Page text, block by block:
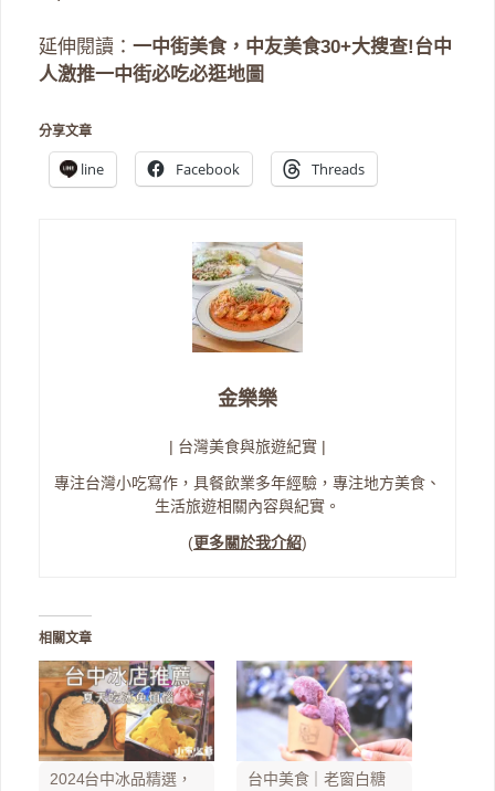
延伸閱讀： 一中街美食，中友美食30+大搜查!台中
人激推一中街必吃必逛地圖
分享文章
line Facebook Threads
金樂樂
| 台灣美食與旅遊紀實 |
專注台灣小吃寫作，具餐飲業多年經驗，專注地方美食、
生活旅遊相關內容與紀實。
(更多關於我介紹)
相關文章
2024台中冰品精選，
台中美食｜老窗白糖